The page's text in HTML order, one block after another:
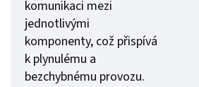
komunikaci mezi
jednotlivými
komponenty, což přispívá
k plynulému a
bezchybnému provozu.